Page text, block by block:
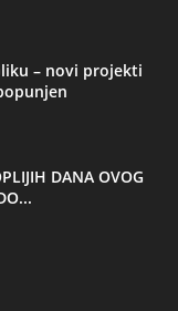
– novi projekti
DANA OVOG